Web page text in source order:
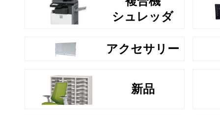
シュレッダ
アクセサリー
新品